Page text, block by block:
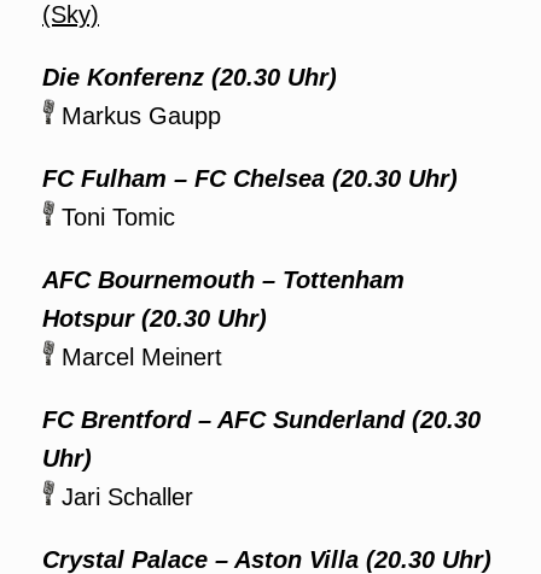
(Sky)
Die Konferenz (20.30 Uhr)
Markus Gaupp
FC Fulham – FC Chelsea (20.30 Uhr)
Toni Tomic
AFC Bournemouth – Tottenham
Hotspur (20.30 Uhr)
Marcel Meinert
FC Brentford – AFC Sunderland (20.30
Uhr)
Jari Schaller
Crystal Palace – Aston Villa (20.30 Uhr)